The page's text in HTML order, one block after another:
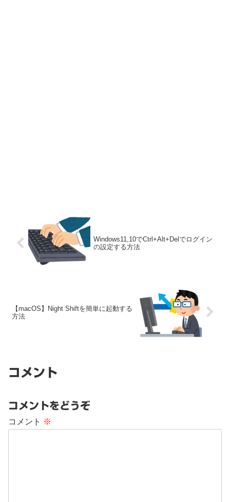
Windows11,10でCtrl+Alt+Delでログイン
の設定する方法
【macOS】Night Shiftを簡単に起動する
方法
コメント
コメントをどうぞ
コメント ※